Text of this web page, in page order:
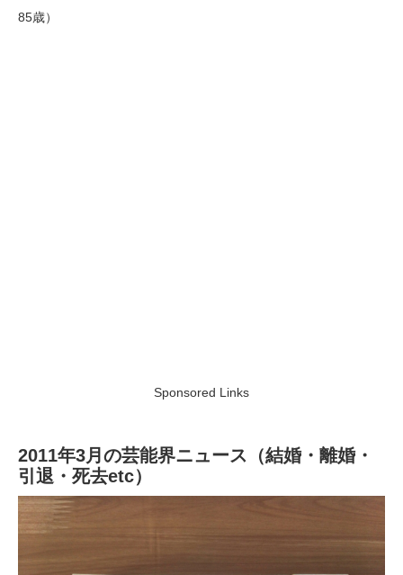
85歳）
Sponsored Links
2011年3月の芸能界ニュース（結婚・離婚・
引退・死去etc）